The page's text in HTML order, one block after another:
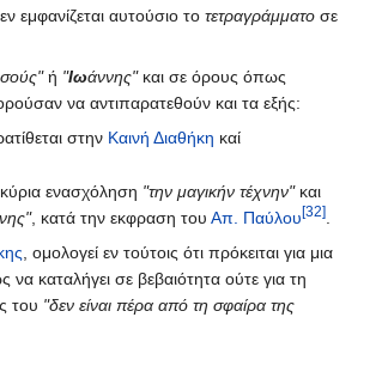
εμφανίζεται αυτούσιο το τετραγράμματο σε
σούς"ή "Ιωάννης"και σε όρους όπως
να αντιπαρατεθούν και τα εξής:
στην Καινή Διαθήκη καί
ενασχόληση "την μαγικήν τέχνην"και
, κατά την εκφραση του Απ. Παύλου[32].
, ομολογεί εν τούτοις ότι πρόκειται για μια
να καταλήγει σε βεβαιότητα ούτε για τη
του "δεν είναι πέρα από τη σφαίρα της